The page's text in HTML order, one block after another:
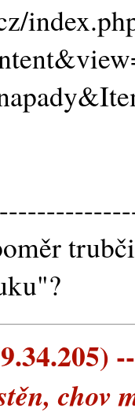
chov